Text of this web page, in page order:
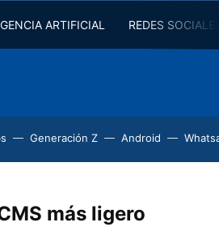
ARTIFICIAL REDES
Generación Z Android
más ligero